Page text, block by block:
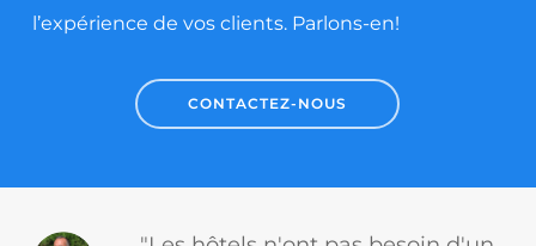
l’expérience de vos clients. Parlons-en!
CONTACTEZ-NOUS